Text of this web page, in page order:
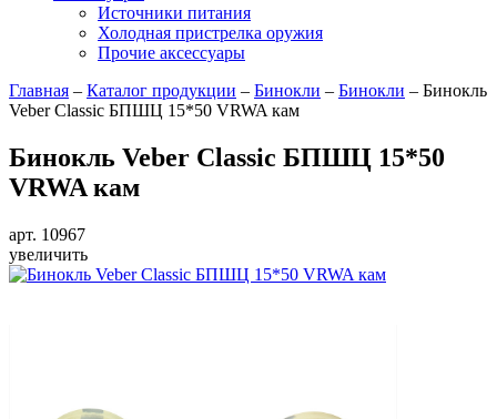
Источники питания
Холодная пристрелка оружия
Прочие аксессуары
Главная – Каталог продукции – Бинокли – Бинокли – Бинокль
Veber Classic БПШЦ 15*50 VRWA кам
Бинокль Veber Classic БПШЦ 15*50
VRWA кам
арт. 10967
увеличить